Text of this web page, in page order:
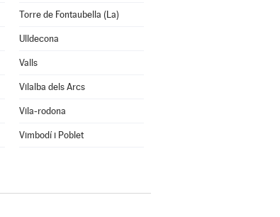
Torre de Fontaubella (La)
Ulldecona
Valls
Vilalba dels Arcs
Vila-rodona
Vimbodí i Poblet